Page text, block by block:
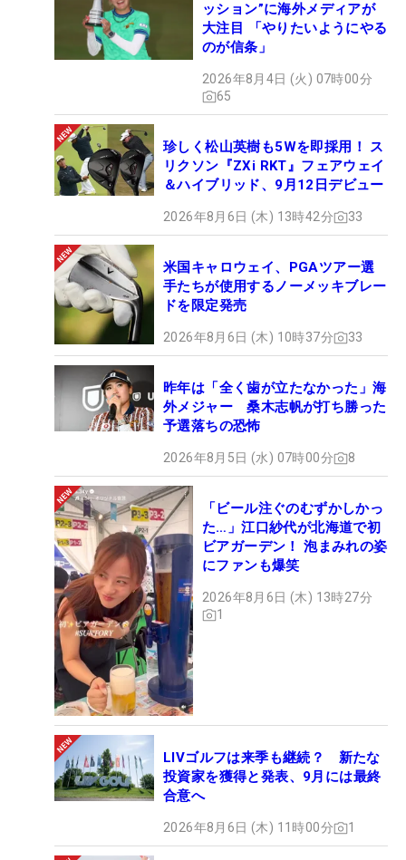
ッション”に海外メディアが
大注目 「やりたいようにやる
のが信条」
2026年8月4日 (火) 07時00分
65
珍しく松山英樹も5Wを即採用！ ス
リクソン『ZXi RKT』フェアウェイ
＆ハイブリッド、9月12日デビュー
2026年8月6日 (木) 13時42分 33
米国キャロウェイ、PGAツアー選
手たちが使用するノーメッキブレー
ドを限定発売
2026年8月6日 (木) 10時37分 33
昨年は「全く歯が立たなかった」海
外メジャー 桑木志帆が打ち勝った
予選落ちの恐怖
2026年8月5日 (水) 07時00分 8
「ビール注ぐのむずかしかっ
た…」江口紗代が北海道で初
ビアガーデン！ 泡まみれの姿
にファンも爆笑
2026年8月6日 (木) 13時27分
1
LIVゴルフは来季も継続？ 新たな
投資家を獲得と発表、9月には最終
合意へ
2026年8月6日 (木) 11時00分 1